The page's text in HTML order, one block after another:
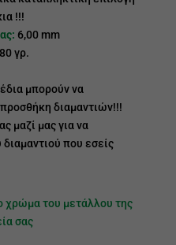
!!!
6,00 mm
γρ.
μπορούν να
διαμαντιών!!!
μαζί μας για να
που εσείς
χρώμα του μετάλλου της
σας